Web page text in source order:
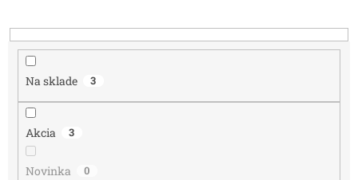
u
k
Na sklade 3
Akcia 3
Novinka 0